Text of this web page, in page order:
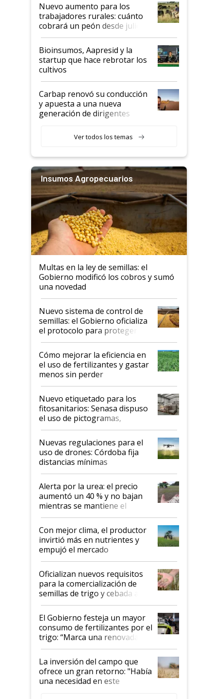
Nuevo aumento para los
trabajadores rurales: cuánto
cobrará un peón desde julio
Bioinsumos, Aapresid y la
startup que hace rebrotar los
cultivos
Carbap renovó su conducción
y apuesta a una nueva
generación de dirigentes
Ver todos los temas
Insumos Agropecuarios
Multas en la ley de semillas: el
Gobierno modificó los cobros y sumó
una novedad
Nuevo sistema de control de
semillas: el Gobierno oficializa
el protocolo para proteger la
propiedad intelectual
Cómo mejorar la eficiencia en
el uso de fertilizantes y gastar
menos sin perder
productividad en la campaña
fina
Nuevo etiquetado para los
fitosanitarios: Senasa dispuso
el uso de pictogramas,
palabras de advertencia e
indicaciones
Nuevas regulaciones para el
uso de drones: Córdoba fija
distancias mínimas
Alerta por la urea: el precio
aumentó un 40 % y no bajan
mientras se mantiene el
conflicto en Medio Oriente
Con mejor clima, el productor
invirtió más en nutrientes y
empujó el mercado
Oficializan nuevos requisitos
para la comercialización de
semillas de trigo y cebada a
granel
El Gobierno festeja un mayor
consumo de fertilizantes por el
trigo: “Marca una renovada
confianza de los productores”
La inversión del campo que
ofrece un gran retorno: "Había
una necesidad en este